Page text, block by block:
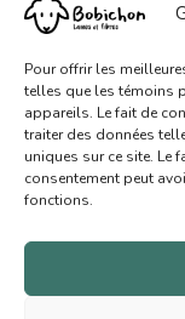
Pour offrir les
telles que les témoins
appareils. Le fait de
traiter des données
uniques sur ce site. Le
consentement peut
fonctions.